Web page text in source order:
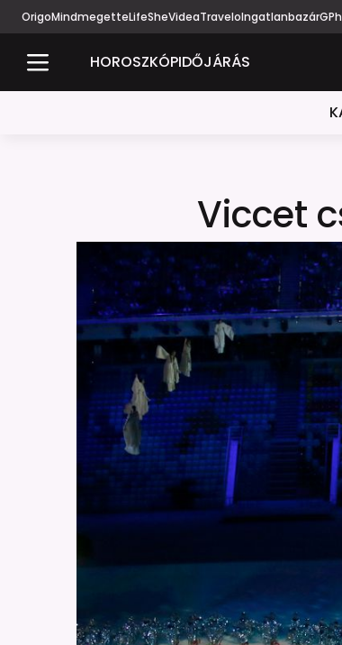
OrigoMindmegetteLifeSheVideaTraveloIngatlanbazár
HOROSZKÓPIDŐJÁRÁS
Viccet